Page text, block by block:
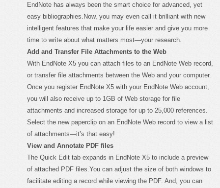
EndNote has always been the smart choice for advanced, yet
easy bibliographies.Now, you may even call it brilliant with new
intelligent features that make your life easier and give you more
time to write about what matters most—your research.
Add and Transfer File Attachments to the Web
With EndNote X5 you can attach files to an EndNote Web record,
or transfer file attachments between the Web and your computer.
Once you register EndNote X5 with your EndNote Web account,
you will also receive up to 1GB of Web storage for file
attachments and increased storage for up to 25,000 references.
Select the new paperclip on an EndNote Web record to view a list
of attachments—it’s that easy!
View and Annotate PDF files
The Quick Edit tab expands in EndNote X5 to include a preview
of attached PDF files.You can adjust the size of both windows to
facilitate editing a record while viewing the PDF. And, you can